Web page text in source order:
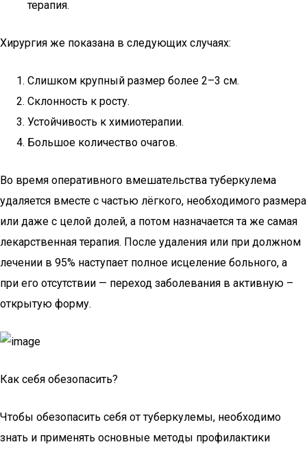
терапия.
Хирургия же показана в следующих случаях:
Слишком крупный размер более 2–3 см.
Склонность к росту.
Устойчивость к химиотерапии.
Большое количество очагов.
Во время оперативного вмешательства туберкулема
удаляется вместе с частью лёгкого, необходимого размера
или даже с целой долей, а потом назначается та же самая
лекарственная терапия. После удаления или при должном
лечении в 95% наступает полное исцеление больного, а
при его отсутствии — переход заболевания в активную –
открытую форму.
Как себя обезопасить?
Чтобы обезопасить себя от туберкулемы, необходимо
знать и применять основные методы профилактики